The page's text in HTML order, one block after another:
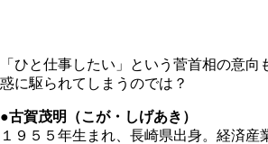
「ひと仕事したい」という菅首相の意
惑に駆られてしまうのでは？
●古賀茂明（こが・しげあき）
１９５５年生まれ、長崎県出身。経済